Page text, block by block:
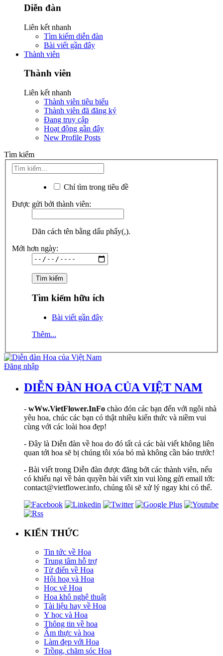
Diễn đàn
Liên kết nhanh
Tìm kiếm diễn đàn
Bài viết gần đây
Thành viên
Thành viên
Liên kết nhanh
Thành viên tiêu biểu
Thành viên đã đăng ký
Đang truy cập
Hoạt động gần đây
New Profile Posts
Tìm kiếm
Chỉ tìm trong tiêu đề
Được gửi bởi thành viên:
Dãn cách tên bằng dấu phẩy(,).
Mới hơn ngày:
Tìm kiếm hữu ích
Bài viết gần đây
Thêm...
Đăng nhập
DIỄN ĐÀN HOA CỦA VIỆT NAM
- wWw.VietFlower.InFo chào đón các bạn đến với ngôi nhà
yêu hoa, chúc các bạn có thật nhiều kiến thức và niềm vui
cùng với các loài hoa đẹp!
- Đây là Diễn đàn về hoa do đó tất cả các bài viết không liên
quan tới hoa sẽ bị chúng tôi xóa bỏ mà không cần báo trước!
- Bài viết trong Diễn đàn được đăng bởi các thành viên, nếu
có khiếu nại về bản quyền bài viết xin vui lòng gửi email tới:
contact@vietflower.info, chúng tôi sẽ xử lý ngay khi có thể.
KIẾN THỨC
Tin tức về Hoa
Trung tâm hỗ trợ
Từ điển về Hoa
Hội hoạ và Hoa
Học vẽ Hoa
Hoa khô nghệ thuật
Tài liệu hay về Hoa
Y học và Hoa
Thông tin về hoa
Ẩm thực và hoa
Làm đẹp với Hoa
Trồng, chăm sóc Hoa